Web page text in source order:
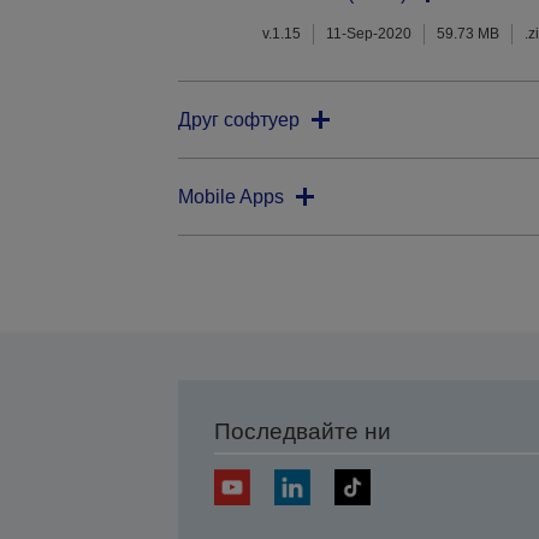
v.1.15 11-Sep-2020 59.73 MB
Друг софтуер
Mobile Apps
Последвайте ни